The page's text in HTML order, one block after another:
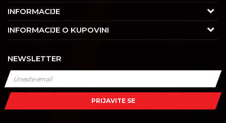
Adresa
Trgovačka 7/2, Čukarica
11030 Beograd, Srbija
Radno vreme
Radnim danom: 08-16h
Subotom: 08-14h
INFORMACIJE
O nama
Saradnja
Kontakt
Najčešća pitanja
Dobavljači
INFORMACIJE O KUPOVINI
Izjava o privatnosti i sigurnosti podataka
Kako kupiti
Isporuka
Načini plaćanja
NEWSLETTER
PRIJAVITE SE